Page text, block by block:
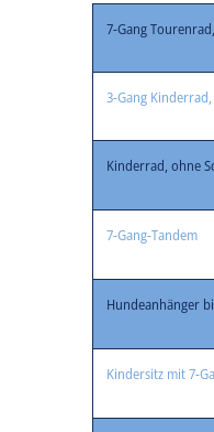
7-Gang
3-Gang
Kinderrad, ohne
7-Gang-Tandem
Hundeanhänger
Kindersitz mit 7-